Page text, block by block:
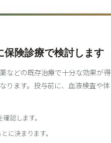
保険診療で検討します
などの既存治療で十分な効果が得
ります。投与前に、血液検査や体
認します。
に決まります。